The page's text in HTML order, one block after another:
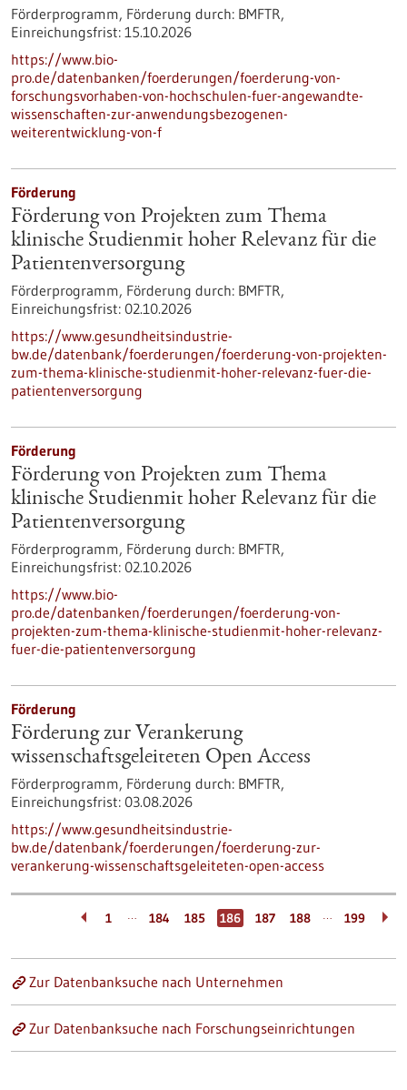
Förderprogramm, Förderung durch: BMFTR,
Einreichungsfrist: 15.10.2026
https://www.bio-
pro.de/datenbanken/foerderungen/foerderung-von-
forschungsvorhaben-von-hochschulen-fuer-angewandte-
wissenschaften-zur-anwendungsbezogenen-
weiterentwicklung-von-f
Förderung
Förderung von Projekten zum Thema
klinische Studienmit hoher Relevanz für die
Patientenversorgung
Förderprogramm, Förderung durch: BMFTR,
Einreichungsfrist: 02.10.2026
https://www.gesundheitsindustrie-
bw.de/datenbank/foerderungen/foerderung-von-projekten-
zum-thema-klinische-studienmit-hoher-relevanz-fuer-die-
patientenversorgung
Förderung
Förderung von Projekten zum Thema
klinische Studienmit hoher Relevanz für die
Patientenversorgung
Förderprogramm, Förderung durch: BMFTR,
Einreichungsfrist: 02.10.2026
https://www.bio-
pro.de/datenbanken/foerderungen/foerderung-von-
projekten-zum-thema-klinische-studienmit-hoher-relevanz-
fuer-die-patientenversorgung
Förderung
Förderung zur Verankerung
wissenschaftsgeleiteten Open Access
Förderprogramm, Förderung durch: BMFTR,
Einreichungsfrist: 03.08.2026
https://www.gesundheitsindustrie-
bw.de/datenbank/foerderungen/foerderung-zur-
verankerung-wissenschaftsgeleiteten-open-access
1 … 184 185 186 187 188 … 199
Zur Datenbanksuche nach Unternehmen
Zur Datenbanksuche nach Forschungseinrichtungen